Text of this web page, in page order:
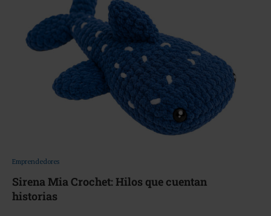
Emprendedores
Sirena Mia Crochet: Hilos que cuentan
historias